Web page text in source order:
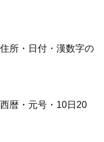
所・日付・漢数字の
暦・元号・10日20